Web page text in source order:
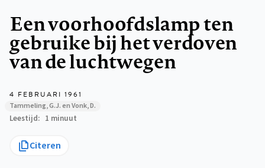
Een voorhoofdslamp ten
gebruike bij het verdoven
van de luchtwegen
4 FEBRUARI 1961
Tammeling, G.J. en Vonk, D.
Leestijd 1 minuut
Citeren